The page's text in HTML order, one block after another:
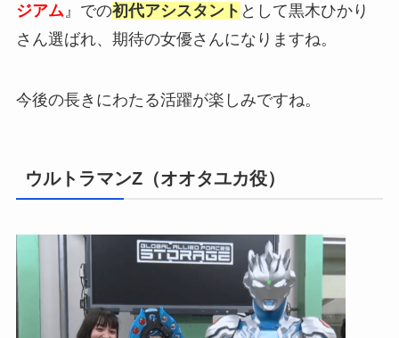
ジアム 』での初代アシスタント として黒木ひかり
さん選ばれ、期待の女優さんになりますね。
今後の長きにわたる活躍が楽しみですね。
ウルトラマンZ（オオタユカ役）